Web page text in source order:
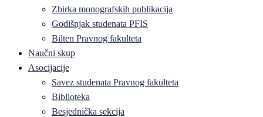
Zbirka monografskih publikacija
Godišnjak studenata PFIS
Bilten Pravnog fakulteta
Naučni skup
Asocijacije
Savez studenata Pravnog fakulteta
Biblioteka
Besjednička sekcija